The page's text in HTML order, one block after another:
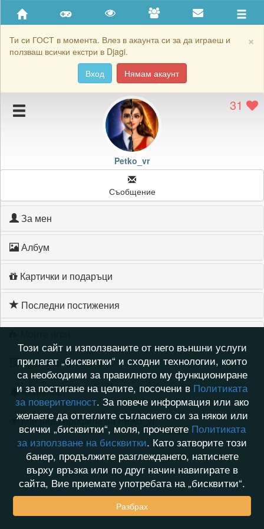
×
Ти си ГОСТ в момента. Влез в акаунта си за да играеш и
ползваш всички екстри в Djagi.
Вход
Нямам акаунт
Приятели
Хронология на игри
Подаръците на Petko_vr
Картичките на Petko_vr
31
Petko_vr
Съобщение
За мен
Албум
Картички и подаръци
Последни постижения
Хронология на игри
Активност
Кой видя профила на Petko_vr
Този сайт и използваните от него външни услуги
прилагат „бисквитки“ и сходни технологии, които
са необходими за правилното му функциониране
и за постигане на целите, посочени в Политиката
за поверителност. За повече информация или ако
желаете да оттеглите съгласието си за някои или
всички „бисквитки“, моля, прочетете Политиката
за използване на бисквитки. Като затворите този
банер, продължите разглеждането, натиснете
върху връзка или по друг начин навигирате в
сайта, Вие приемате употребата на „бисквитки“.
Разбрах